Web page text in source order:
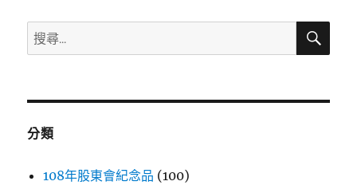
搜
尋
鍵
搜
分類
108年股東會紀念品 (100)